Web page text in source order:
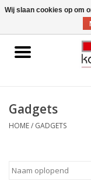
Home
Gadgets
Gadgets
HOME/ GADGETS
Wij slaan cookies op om